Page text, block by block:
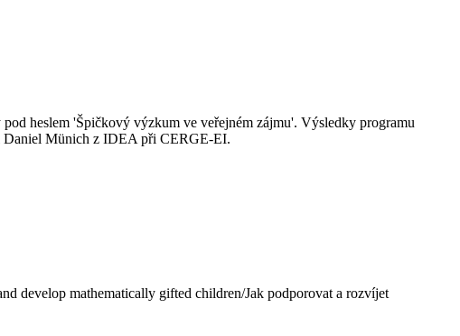
heslem 'Špičkový výzkum ve veřejném zájmu'. Výsledky programu
Daniel Münich z IDEA při CERGE-EI.
develop mathematically gifted children/Jak podporovat a rozvíjet